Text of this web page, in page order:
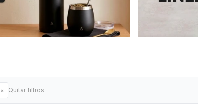
Quitar filtros